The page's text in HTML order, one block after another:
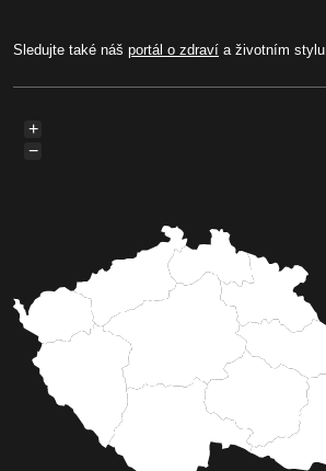
Sledujte také náš portál o zdraví a životním stylu
+
−